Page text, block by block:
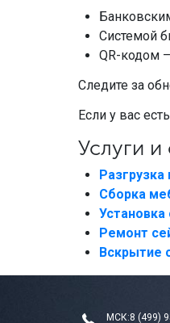
Системой
QR-кодом
Следите за
Если у вас
Услуги и
Сборка
Ремонт
Вскрытие
МСК:8 (499)